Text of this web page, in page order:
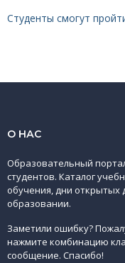
Студенты смогут
О НАС
Образовательный
студентов. Каталог
обучения, дни открытых
образовании.
Заметили ошибку?
нажмите комбинацию
сообщение. Спасибо!